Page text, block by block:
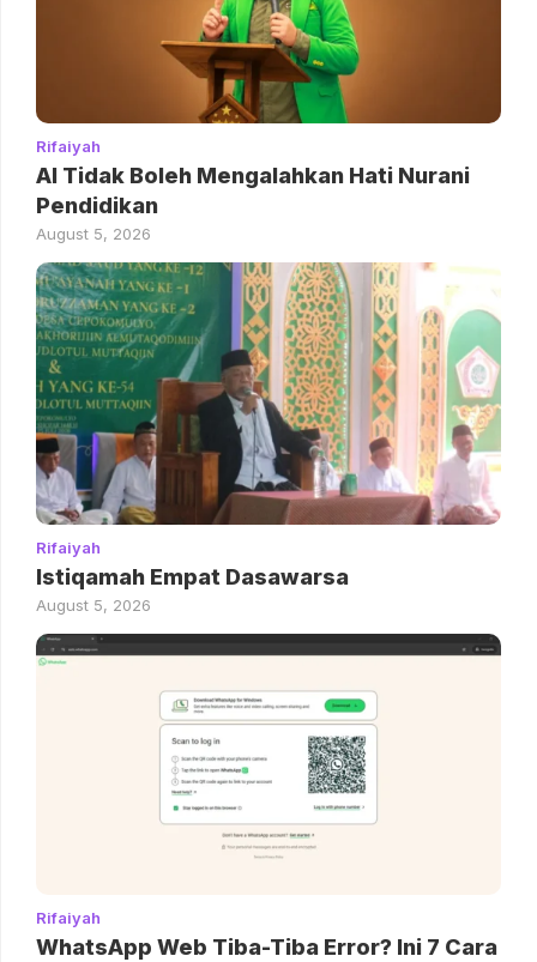
Rifaiyah
AI Tidak Boleh Mengalahkan Hati Nurani
Pendidikan
August 5, 2026
Rifaiyah
Istiqamah Empat Dasawarsa
August 5, 2026
Rifaiyah
WhatsApp Web Tiba-Tiba Error? Ini 7 Cara